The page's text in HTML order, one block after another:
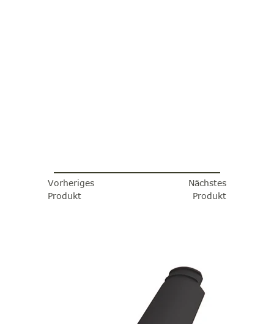
Vorheriges
Produkt
Nächstes
Produkt